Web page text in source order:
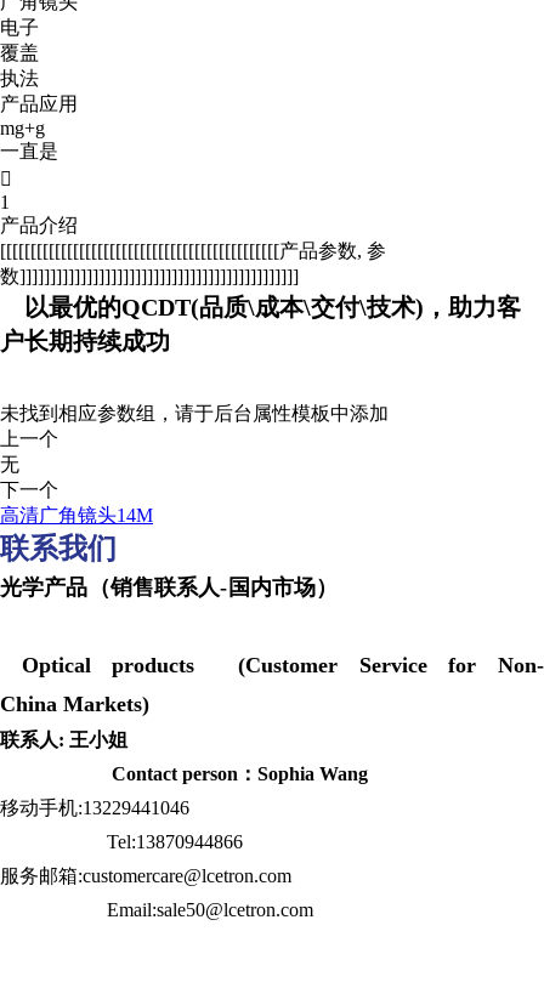
电子
覆盖
执法
产品应用
mg+g
一直是

1
产品介绍
[[[[[[[[[[[[[[[[[[[[[[[[[[[[[[[[[[[[[[[[[[[[[[产品参数, 参
数]]]]]]]]]]]]]]]]]]]]]]]]]]]]]]]]]]]]]]]]]]]]]]
以最优的QCDT(品质\成本\交付\技术)，助力客
户长期持续成功
未找到相应参数组，请于后台属性模板中添加
上一个
无
下一个
高清广角镜头14M
联系我们
光学产品（销售联系人-国内市场）
Optical products (Customer Service for Non-
China Markets)
联系人: 王小姐
Contact person：Sophia Wang
移动手机:13229441046
Tel:13870944866
服务邮箱:customercare@lcetron.com
Email:sale50@lcetron.com